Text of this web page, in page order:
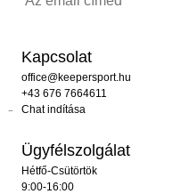
Kapcsolat
office@keepersport.hu
+43 676 7664611
Chat indítása
Ügyfélszolgálat
Hétfő-Csütörtök
9:00-16:00